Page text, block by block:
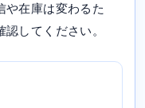
や在庫は変わるた
してください。